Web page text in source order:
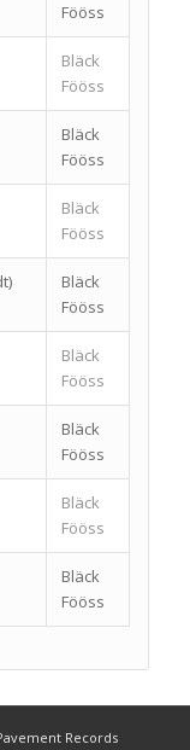
Fööss
Bläck
Fööss
Bläck
Fööss
Bläck
Fööss
Bläck
Fööss
Bläck
Fööss
Bläck
Fööss
Bläck
Fööss
Bläck
Fööss
Records